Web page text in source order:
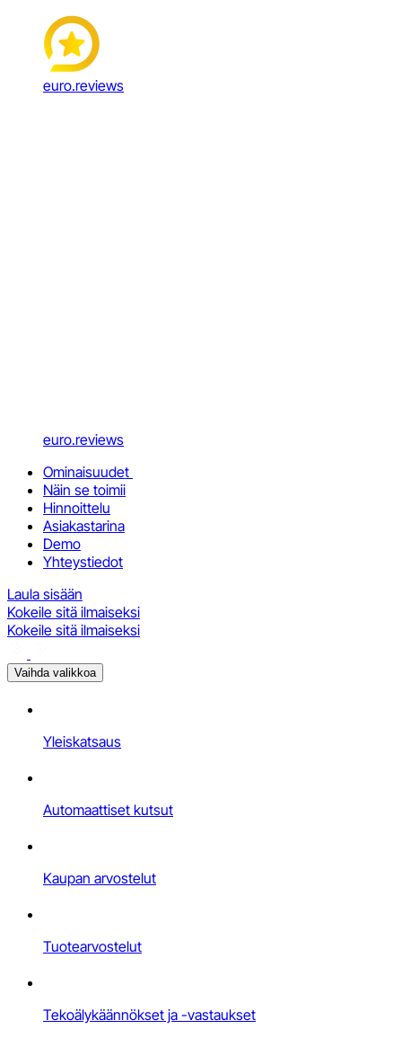
euro.reviews
euro.reviews
Ominaisuudet
Näin se toimii
Hinnoittelu
Asiakastarina
Demo
Yhteystiedot
Laula sisään
Kokeile sitä ilmaiseksi
Kokeile sitä ilmaiseksi
Vaihda valikkoa
Yleiskatsaus
Automaattiset kutsut
Kaupan arvostelut
Tuotearvostelut
Tekoälykäännökset ja -vastaukset